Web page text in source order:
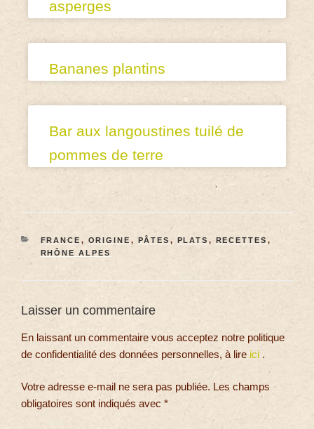
asperges
Bananes plantins
Bar aux langoustines tuilé de
pommes de terre
FRANCE , ORIGINE , PÂTES , PLATS , RECETTES ,
RHÔNE ALPES
Laisser un commentaire
En laissant un commentaire vous acceptez notre politique
de confidentialité des données personnelles, à lire ici .
Votre adresse e-mail ne sera pas publiée. Les champs
obligatoires sont indiqués avec *